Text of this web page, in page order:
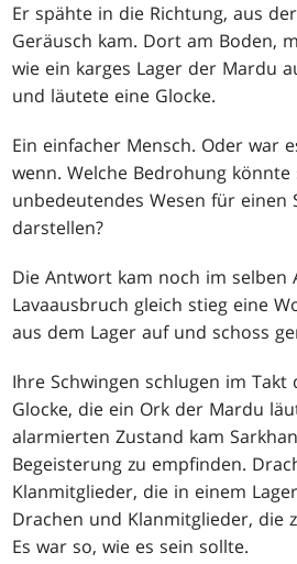
Er spähte in die Richtung, aus
Geräusch kam. Dort am Boden,
wie ein karges Lager der Mardu
und läutete eine Glocke.
Ein einfacher Mensch. Oder war
wenn. Welche Bedrohung könnte
unbedeutendes Wesen für einen
darstellen?
Die Antwort kam noch im selben
Lavaausbruch gleich stieg eine
aus dem Lager auf und schoss
Ihre Schwingen schlugen im Takt
Glocke, die ein Ork der Mardu
alarmierten Zustand kam
Begeisterung zu empfinden.
Klanmitglieder, die in einem
Drachen und Klanmitglieder, die
Es war so, wie es sein sollte.